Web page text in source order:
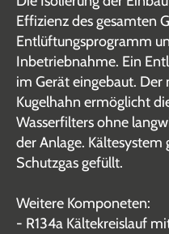
Effizienz des gesamten
Entlüftungsprogramm
Inbetriebnahme. Ein
im Gerät eingebaut.
Kugelhahn ermöglicht
Wasserfilters ohne
der Anlage.
Schutzgas gefüllt.
Weitere Komponeten:
- R134a Kältekreislauf